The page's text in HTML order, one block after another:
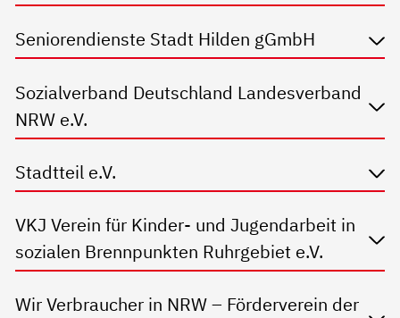
Seniorendienste Stadt Hilden gGmbH
Sozialverband Deutschland Landesverband
NRW e.V.
Stadtteil e.V.
VKJ Verein für Kinder- und Jugendarbeit in
sozialen Brennpunkten Ruhrgebiet e.V.
Wir Verbraucher in NRW – Förderverein der